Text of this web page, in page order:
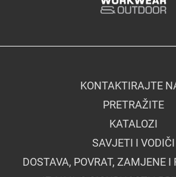
KONTAKTIRAJTE
PRETRAŽITE
KATALOZI
SAVJETI I VODIČI
DOSTAVA, POVRAT, ZAMJENE